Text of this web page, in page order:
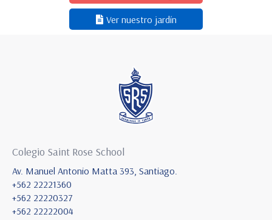
Ver nuestro jardín
Colegio Saint Rose School
Av. Manuel Antonio Matta 393, Santiago.
+562 22221360
+562 22220327
+562 22222004